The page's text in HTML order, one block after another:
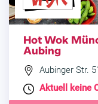
Hot Wok
Aubing
Aubinger Str.
Aktuell keine